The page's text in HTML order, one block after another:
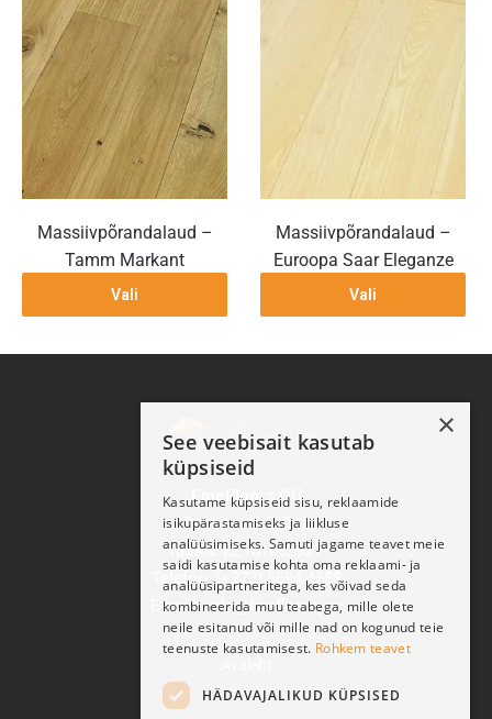
Massiivpõrandalaud –
Tamm Markant
Vali
Massiivpõrandalaud –
Euroopa Saar Eleganze
Vali
FineFloors OÜ
Reg nr: 11270932
KMKR: EE101062921
Telefon: (+372) 5694 4588
E-post: info@finefloors.ee
Pood
×
See veebisait kasutab
küpsiseid
Kasutame küpsiseid sisu, reklaamide
isikupärastamiseks ja liikluse
analüüsimiseks. Samuti jagame teavet meie
saidi kasutamise kohta oma reklaami- ja
analüüsipartneritega, kes võivad seda
kombineerida muu teabega, mille olete
neile esitanud või mille nad on kogunud teie
teenuste kasutamisest. Rohkem teavet
HÄDAVAJALIKUD KÜPSISED